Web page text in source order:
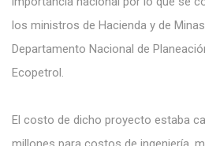
los ministros de Hacienda y de
Departamento Nacional de
Ecopetrol.
El costo de dicho proyecto estaba